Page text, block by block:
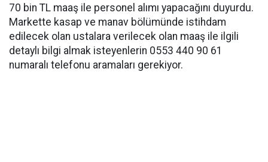
70 bin TL maaş ile personel alımı yapacağını duyurdu.
Markette kasap ve manav bölümünde istihdam
edilecek olan ustalara verilecek olan maaş ile ilgili
detaylı bilgi almak isteyenlerin 0553 440 90 61
numaralı telefonu aramaları gerekiyor.